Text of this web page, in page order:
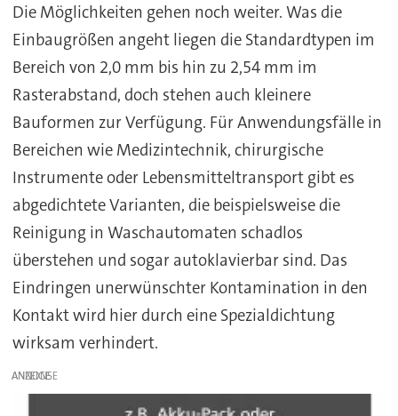
Die Möglichkeiten gehen noch weiter. Was die
Einbaugrößen angeht liegen die Standardtypen im
Bereich von 2,0 mm bis hin zu 2,54 mm im
Rasterabstand, doch stehen auch kleinere
Bauformen zur Verfügung. Für Anwendungsfälle in
Bereichen wie Medizintechnik, chirurgische
Instrumente oder Lebensmitteltransport gibt es
abgedichtete Varianten, die beispielsweise die
Reinigung in Waschautomaten schadlos
überstehen und sogar autoklavierbar sind. Das
Eindringen unerwünschter Kontamination in den
Kontakt wird hier durch eine Spezialdichtung
wirksam verhindert.
ANZEIGE